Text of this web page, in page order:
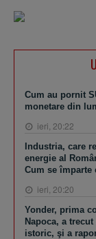
Cum au pornit
monetare din
ieri, 20:22
Industria, care
energie al
Cum se împarte
ieri, 20:20
Yonder, prima
Napoca, a
istoric, şi a